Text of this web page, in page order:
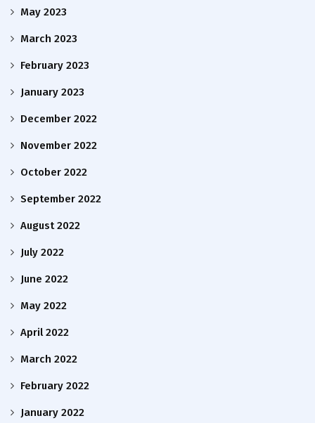
May 2023
March 2023
February 2023
January 2023
December 2022
November 2022
October 2022
September 2022
August 2022
July 2022
June 2022
May 2022
April 2022
March 2022
February 2022
January 2022